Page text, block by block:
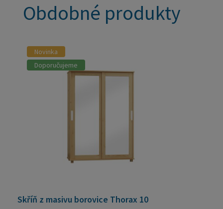
Obdobné produkty
Novinka
Doporučujeme
Skříň z masivu borovice Thorax 10